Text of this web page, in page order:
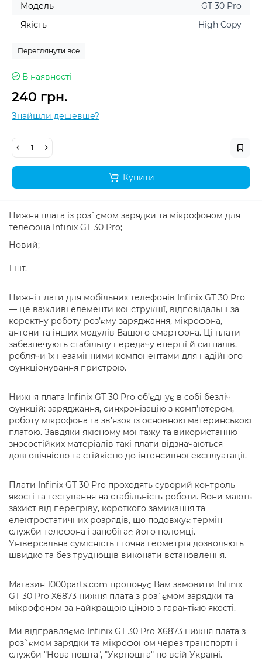
Модель -
GT 30 Pro
Якість -
High Copy
Переглянути все
В наявності
240 грн.
Знайшли дешевше?
Купити
Нижня плата із роз`ємом зарядки та мікрофоном для
телефона Infinix GT 30 Pro;
Новий;
1 шт.
Нижні плати для мобільних телефонів Infinix GT 30 Pro
— це важливі елементи конструкції, відповідальні за
коректну роботу роз’єму заряджання, мікрофона,
антени та інших модулів Вашого смартфона. Ці плати
забезпечують стабільну передачу енергії й сигналів,
роблячи їх незамінними компонентами для надійного
функціонування пристрою.
Нижня плата Infinix GT 30 Pro об’єднує в собі безліч
функцій: заряджання, синхронізацію з комп’ютером,
роботу мікрофона та зв’язок із основною материнською
платою. Завдяки якісному монтажу та використанню
зносостійких матеріалів такі плати відзначаються
довговічністю та стійкістю до інтенсивної експлуатації.
Плати Infinix GT 30 Pro проходять суворий контроль
якості та тестування на стабільність роботи. Вони мають
захист від перегріву, короткого замикання та
електростатичних розрядів, що подовжує термін
служби телефона і запобігає його поломці.
Універсальна сумісність і точна геометрія дозволяють
швидко та без труднощів виконати встановлення.
Магазин 1000parts.com пропонує Вам замовити Infinix
GT 30 Pro X6873 нижня плата з роз`ємом зарядки та
мікрофоном за найкращою ціною з гарантією якості.
Ми відправляємо Infinix GT 30 Pro X6873 нижня плата з
роз`ємом зарядки та мікрофоном через транспортні
служби "Нова пошта", "Укрпошта" по всій Україні.